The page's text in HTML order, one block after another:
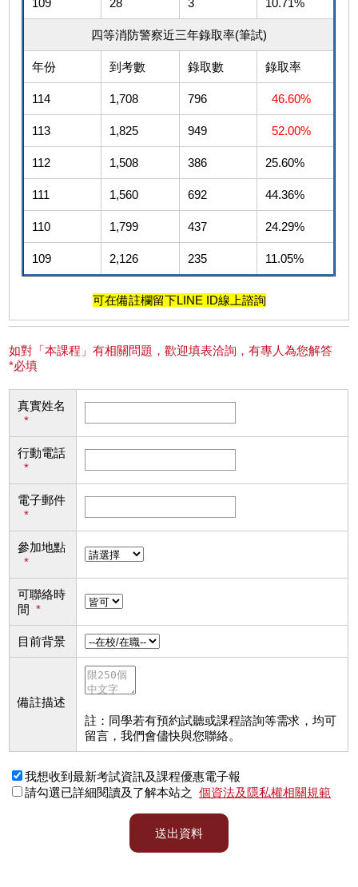
四等消防警察近三年錄取率(筆試)
年份 到考數 錄取數 錄取率
114 1,708 796 46.60%
113 1,825 949 52.00%
112 1,508 386 25.60%
111 1,560 692 44.36%
110 1,799 437 24.29%
109 2,126 235 11.05%
可在備註欄留下LINE ID線上諮詢
如對「本課程」有相關問題，歡迎填表洽詢，有專人為您解答
*必填
真實姓名
*
行動電話
*
電子郵件
*
參加地點
*
可聯絡時
間 *
目前背景
備註描述
註：同學若有預約試聽或課程諮詢等需求，均可
留言，我們會儘快與您聯絡。
我想收到最新考試資訊及課程優惠電子報
請勾選已詳細閱讀及了解本站之
個資法及隱私權相關規範
送出資料